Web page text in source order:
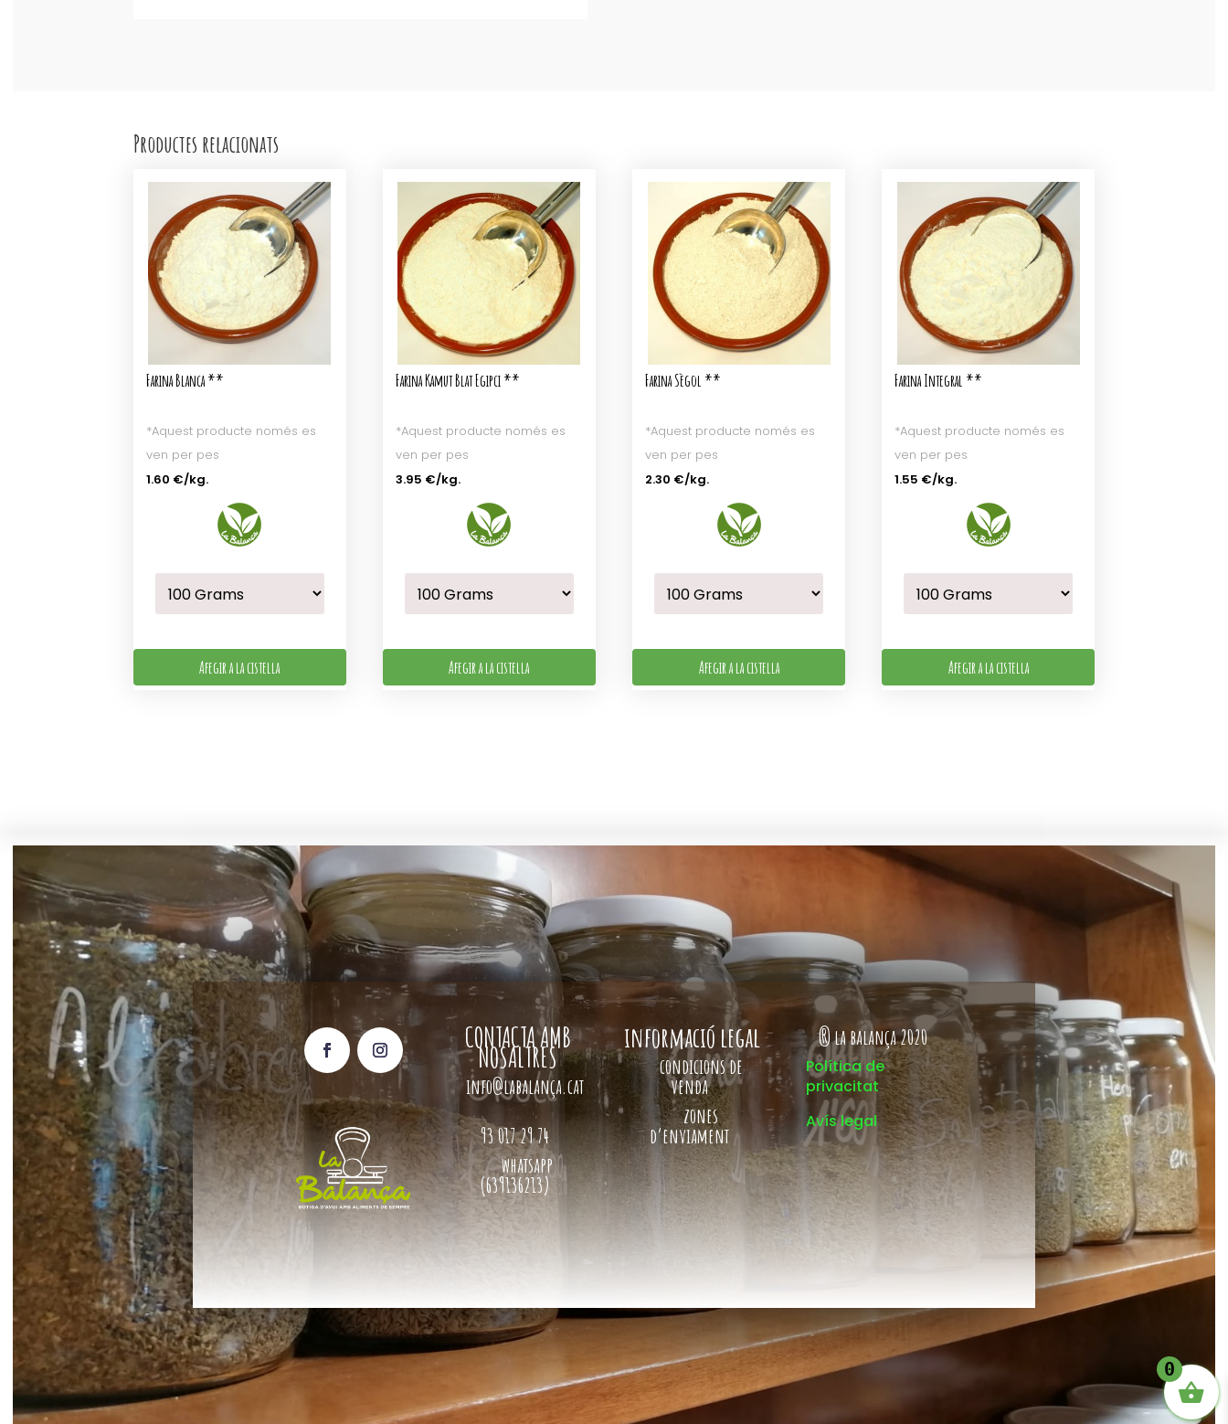
Productes relacionats
Farina Blanca **
*Aquest producte només es
ven per pes
1.60 €/kg.
Afegir a la cistella
Farina Kamut Blat Egipci **
*Aquest producte només es
ven per pes
3.95 €/kg.
Afegir a la cistella
Farina Sègol **
*Aquest producte només es
ven per pes
2.30 €/kg.
Afegir a la cistella
Farina Integral **
*Aquest producte només es
ven per pes
1.55 €/kg.
Afegir a la cistella
CONTACTA AMB
NOSALTRES
info@labalança.cat
93 017 29 74
whatsapp
(639136213)
informació legal
condicions de
venda
zones
d’enviament
® la balança 2020
Política de
privacitat
Avís legal
0